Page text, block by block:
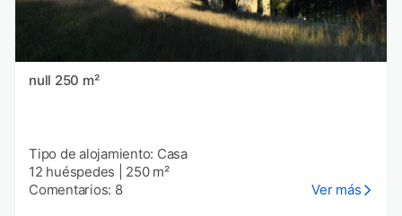
null 250 m²
Tipo de alojamiento: Casa
12 huéspedes
250 m²
Comentarios: 8
Ver más